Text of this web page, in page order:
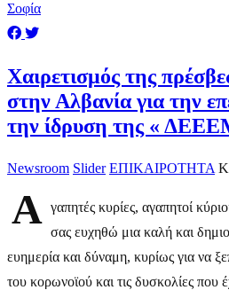
Σοφία
Χαιρετισμός της
στην Αλβανία για την
την ίδρυση της «
Newsroom Slider ΕΠΙΚΑΙΡΟΤΗΤΑ
Α γαπητές κυρίες, αγαπητοί
σας ευχηθώ μια καλή και
ευημερία και δύναμη, κυρίως για να
του κορωνοϊού και τις δυσκολίες που